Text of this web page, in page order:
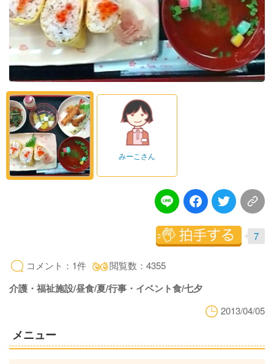
みーこさん
7
コメント：1件 閲覧数：4355
介護・福祉施設/昼食/夏/行事・イベント食/七夕
2013/04/05
メニュー